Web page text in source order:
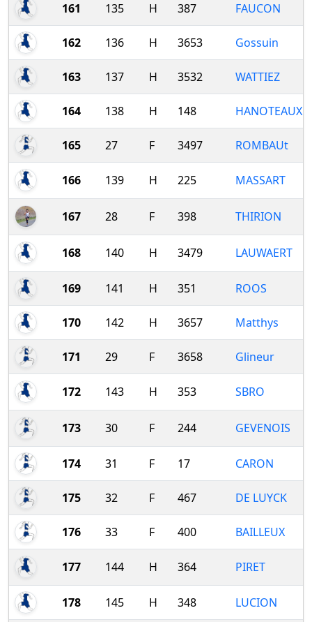
161 135 H 387 FAUCON
162 136 H 3653 Gossuin
163 137 H 3532 WATTIEZ
164 138 H 148 HANOTEAUX
165 27 F 3497 ROMBAUt
166 139 H 225 MASSART
167 28 F 398 THIRION
168 140 H 3479 LAUWAERT
169 141 H 351 ROOS
170 142 H 3657 Matthys
171 29 F 3658 Glineur
172 143 H 353 SBRO
173 30 F 244 GEVENOIS
174 31 F 17 CARON
175 32 F 467 DE LUYCK
176 33 F 400 BAILLEUX
177 144 H 364 PIRET
178 145 H 348 LUCION